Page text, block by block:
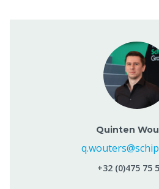
Quinten
+32 (0)475 75